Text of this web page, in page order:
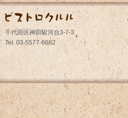
千代田区神田駿河台3-7-3
Tel. 03-5577-6682